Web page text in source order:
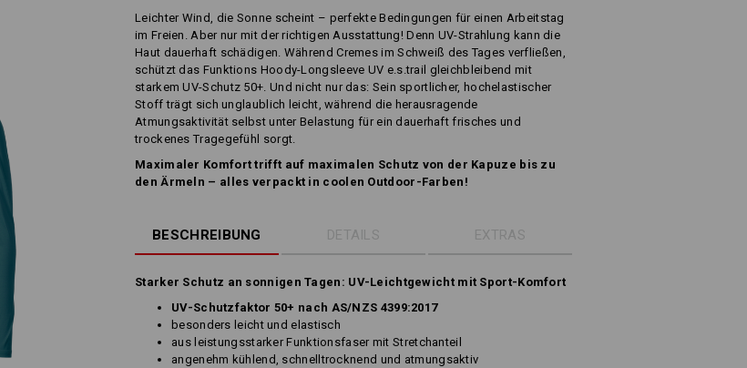
Leichter Wind, die Sonne scheint – perfekte Bedingungen für einen Arbeitstag
im Freien. Aber nur mit der richtigen Ausstattung! Denn UV-Strahlung kann die
Haut dauerhaft schädigen. Während Cremes im Schweiß des Tages verfließen,
schützt das Funktions Hoody-Longsleeve UV e.s.trail gleichbleibend mit
starkem UV-Schutz 50+. Und nicht nur das: Sein sportlicher, hochelastischer
Stoff trägt sich unglaublich leicht, während die herausragende
Atmungsaktivität selbst unter Belastung für ein dauerhaft frisches und
trockenes Tragegefühl sorgt.
Maximaler Komfort trifft auf maximalen Schutz von der Kapuze bis zu
den Ärmeln – alles verpackt in coolen Outdoor-Farben!
BESCHREIBUNG DETAILS EXTRAS
Starker Schutz an sonnigen Tagen: UV-Leichtgewicht mit Sport-Komfort
UV-Schutzfaktor 50+ nach AS/NZS 4399:2017
besonders leicht und elastisch
aus leistungsstarker Funktionsfaser mit Stretchanteil
angenehm kühlend, schnelltrocknend und atmungsaktiv